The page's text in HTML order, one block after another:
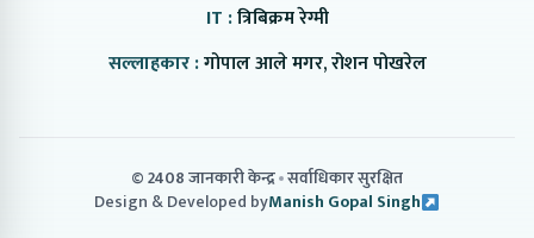
IT :त्रिबिक्रम रेग्मी
सल्लाहकार :गोपाल आले मगर, रोशन पोखरेल
© 2408 जानकारी केन्द्र सर्वाधिकार सुरक्षित
Design & Developed byManish Gopal Singh